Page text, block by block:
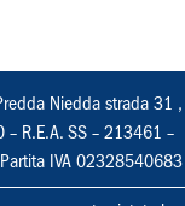
Niedda strada 31 ,
R.E.A. SS – 213461 –
IVA 02328540683